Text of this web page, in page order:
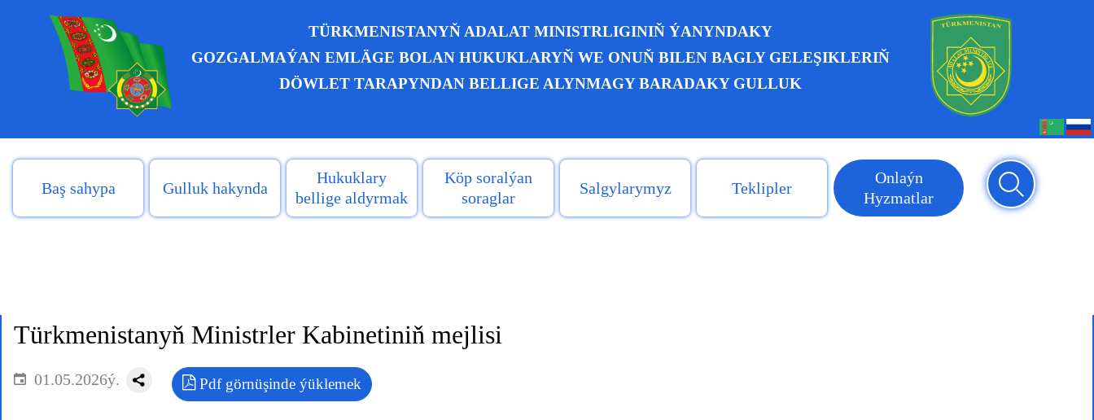
TÜRKMENISTANYŇ ADALAT MINISTRLIGINIŇ ÝANYNDAKY
GOZGALMAÝAN EMLÄGE BOLAN HUKUKLARYŇ WE ONUŇ BILEN BAGLY GELEŞIKLERIŇ
DÖWLET TARAPYNDAN BELLIGE ALYNMAGY BARADAKY GULLUK
Baş sahypa Gulluk hakynda
Hukuklary
bellige aldyrmak
Köp soralýan
soraglar
Salgylarymyz Teklipler
Onlaýn
Hyzmatlar
Türkmenistanyň Ministrler Kabinetiniň mejlisi
01.05.2026ý. Pdf görnüşinde ýüklemek